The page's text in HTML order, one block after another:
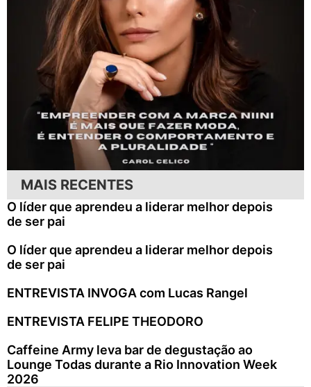
MAIS RECENTES
O líder que aprendeu a liderar melhor depois
de ser pai
O líder que aprendeu a liderar melhor depois
de ser pai
ENTREVISTA INVOGA com Lucas Rangel
ENTREVISTA FELIPE THEODORO
Caffeine Army leva bar de degustação ao
Lounge Todas durante a Rio Innovation Week
2026